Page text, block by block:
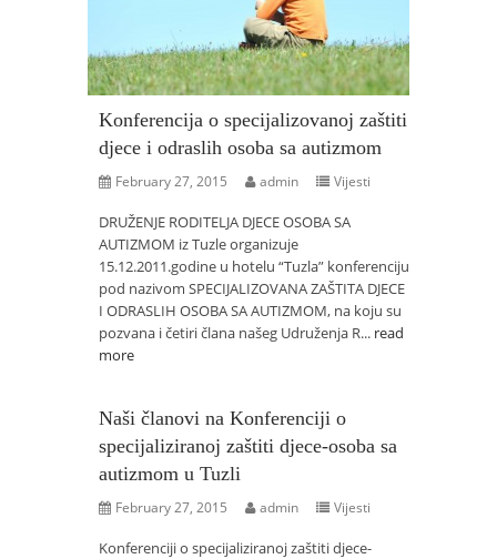
Konferencija o specijalizovanoj zaštiti
djece i odraslih osoba sa autizmom
February 27, 2015 admin Vijesti
DRUŽENJE RODITELJA DJECE OSOBA SA
AUTIZMOM iz Tuzle organizuje
15.12.2011.godine u hotelu “Tuzla” konferenciju
pod nazivom SPECIJALIZOVANA ZAŠTITA DJECE
I ODRASLIH OSOBA SA AUTIZMOM, na koju su
pozvana i četiri člana našeg Udruženja R... read
more
Naši članovi na Konferenciji o
specijaliziranoj zaštiti djece-osoba sa
autizmom u Tuzli
February 27, 2015 admin Vijesti
Konferenciji o specijaliziranoj zaštiti djece-